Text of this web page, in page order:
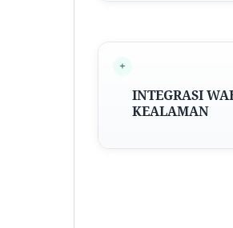
INTEGRASI
KEALAMAN